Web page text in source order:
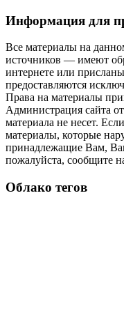
Информация для
Все материалы на
источников — имеют
интернете или
предоставляются
Права на материалы
Администрация сайта
материала не несет.
материалы, которые
принадлежащие Вам,
пожалуйста, сообщите
Облако тегов